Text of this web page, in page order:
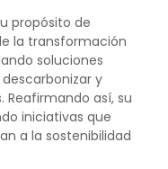
propósito de
la transformación
soluciones
y
Reafirmando así, su
iniciativas que
a la sostenibilidad